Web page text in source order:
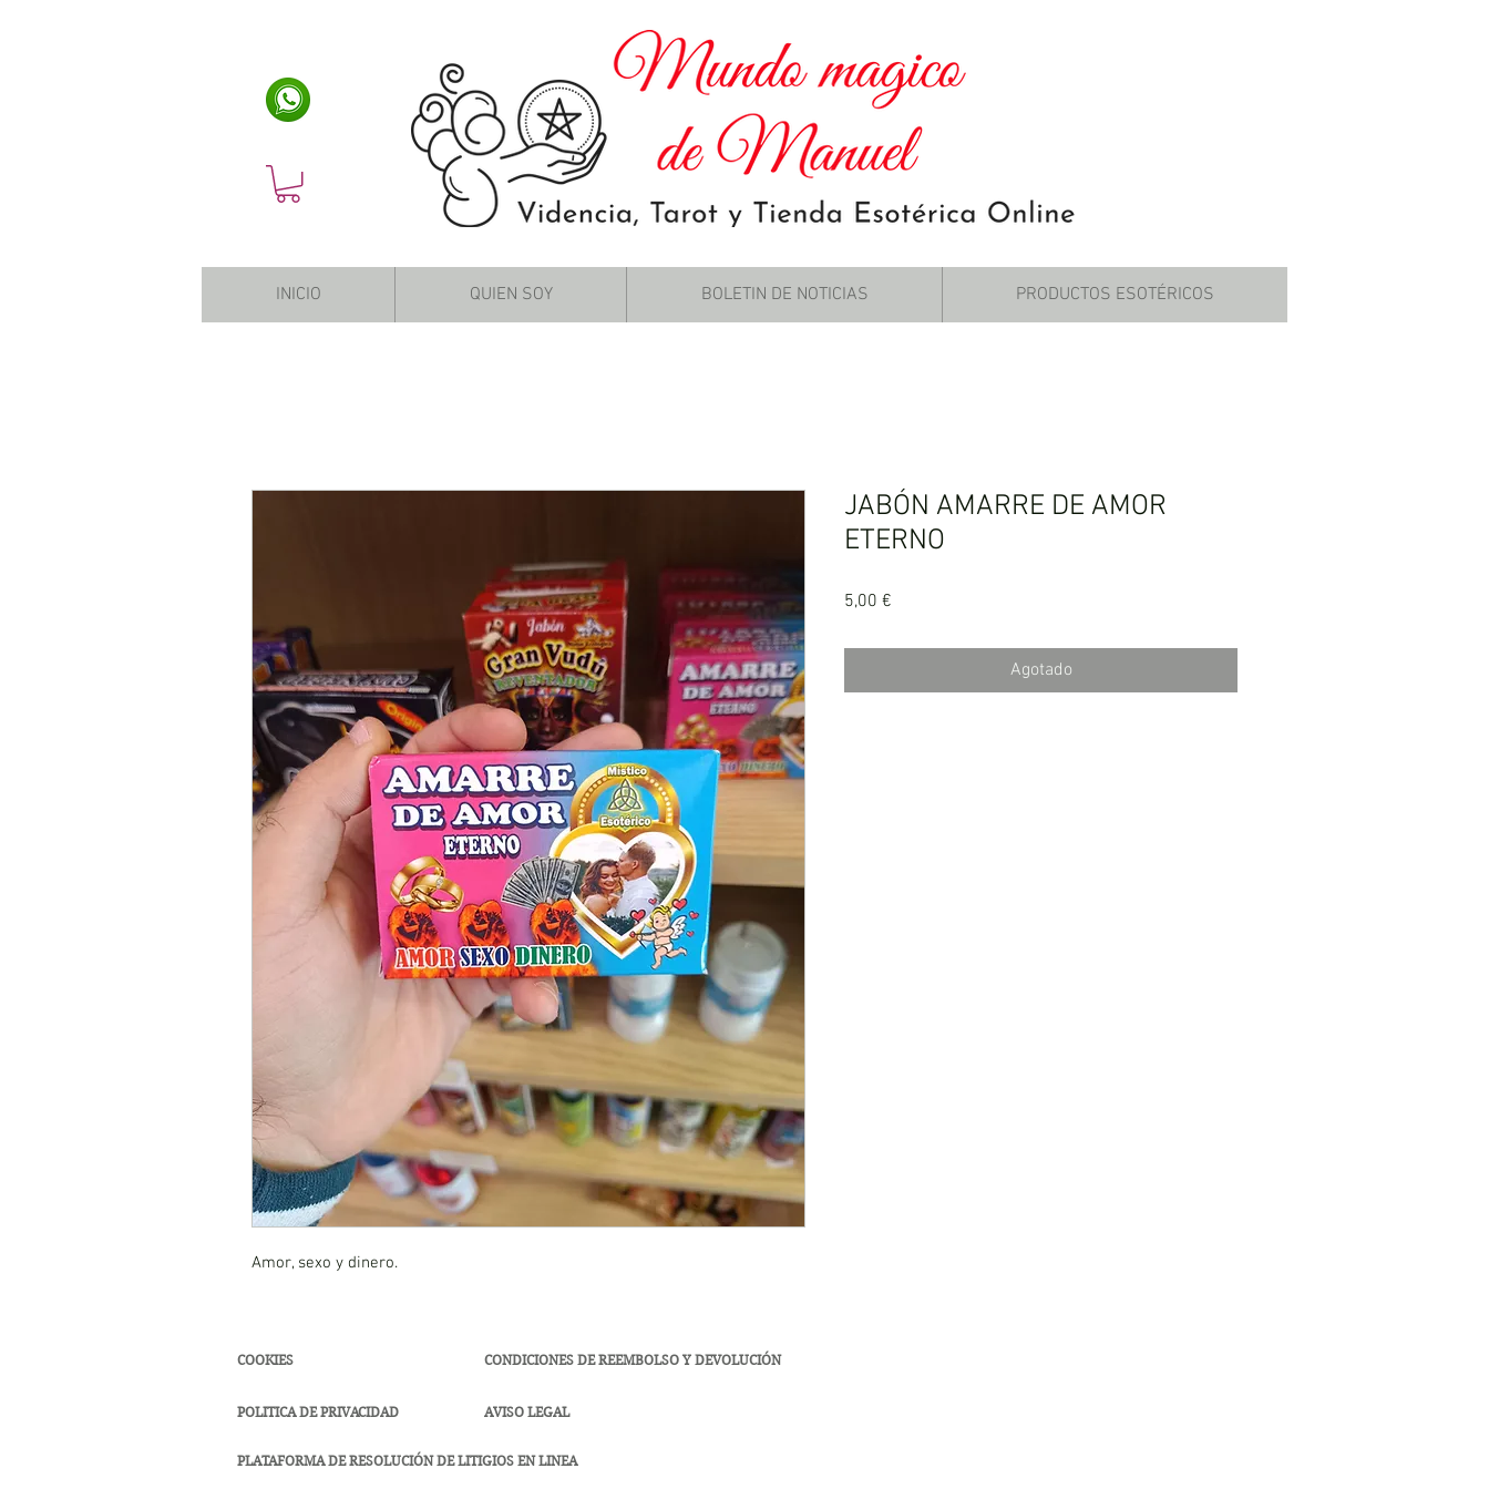
INICIO QUIEN SOY BOLETIN DE NOTICIAS PRODUCTOS ESOTÉRICOS
Amor, sexo y dinero.
JABÓN AMARRE DE AMOR
ETERNO
5,00 €
Agotado
COOKIES
POLITICA DE PRIVACIDAD
CONDICIONES DE REEMBOLSO Y DEVOLUCIÓN
AVISO LEGAL
PLATAFORMA DE RESOLUCIÓN DE LITIGIOS EN LINEA